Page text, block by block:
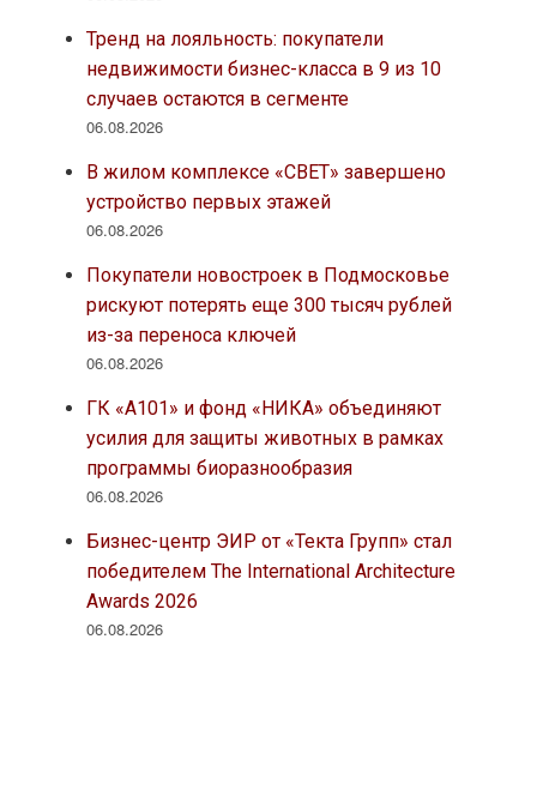
Тренд на лояльность: покупатели
недвижимости бизнес-класса в 9 из 10
случаев остаются в сегменте
06.08.2026
В жилом комплексе «СВЕТ» завершено
устройство первых этажей
06.08.2026
Покупатели новостроек в Подмосковье
рискуют потерять еще 300 тысяч рублей
из-за переноса ключей
06.08.2026
ГК «А101» и фонд «НИКА» объединяют
усилия для защиты животных в рамках
программы биоразнообразия
06.08.2026
Бизнес-центр ЭИР от «Текта Групп» стал
победителем The International Architecture
Awards 2026
06.08.2026